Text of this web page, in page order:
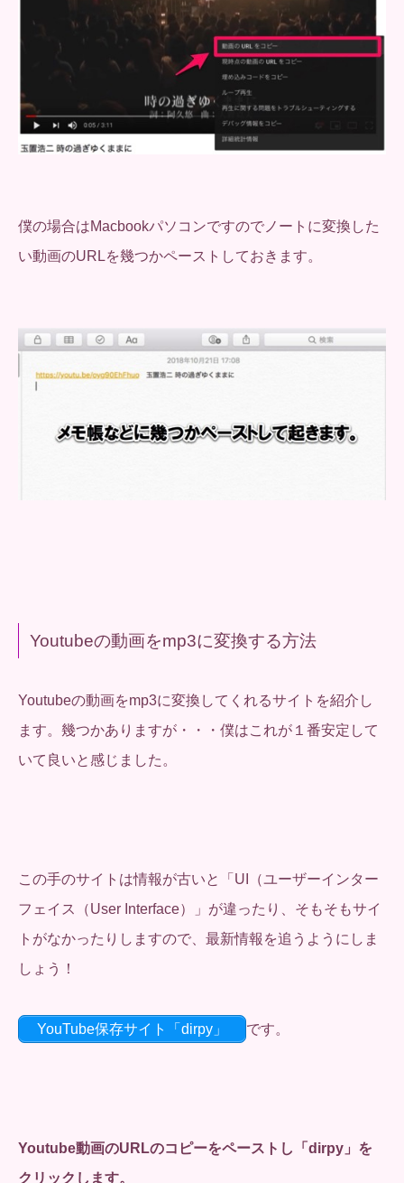
僕の場合はMacbookパソコンですのでノートに変換した
い動画のURLを幾つかペーストしておきます。
Youtubeの動画をmp3に変換する方法
Youtubeの動画をmp3に変換してくれるサイトを紹介し
ます。幾つかありますが・・・僕はこれが１番安定して
いて良いと感じました。
この手のサイトは情報が古いと「UI（ユーザーインター
フェイス（User Interface）」が違ったり、そもそもサイ
トがなかったりしますので、最新情報を追うようにしま
しょう！
YouTube保存サイト「dirpy」 です。
Youtube動画のURLのコピーをペーストし「dirpy」を
クリックします。